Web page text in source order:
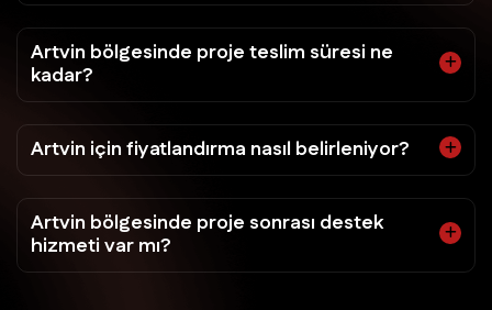
Artvin bölgesinde proje teslim süresi ne
kadar?
Artvin için fiyatlandırma nasıl belirleniyor?
Artvin bölgesinde proje sonrası destek
hizmeti var mı?